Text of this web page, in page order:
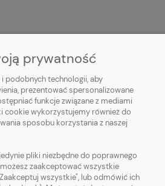
prywatność
podobnych technologii, aby
prezentować spersonalizowane
funkcje związane z mediami
cookie wykorzystujemy również do
sposobu korzystania z naszej
pliki niezbędne do poprawnego
zaakceptować wszystkie
wszystkie", lub odmówić ich